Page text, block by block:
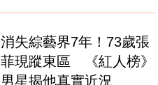
消失綜藝界7年！73歲張
菲現蹤東區　《紅人榜》
男星揭他真實近況